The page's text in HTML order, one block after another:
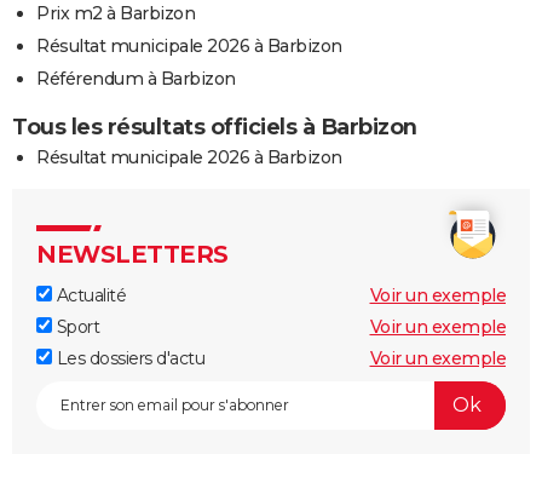
Prix m2 à Barbizon
Résultat municipale 2026 à Barbizon
Référendum à Barbizon
Tous les résultats officiels à Barbizon
Résultat municipale 2026 à Barbizon
NEWSLETTERS
Actualité
Voir un exemple
Sport
Voir un exemple
Les dossiers d'actu
Voir un exemple